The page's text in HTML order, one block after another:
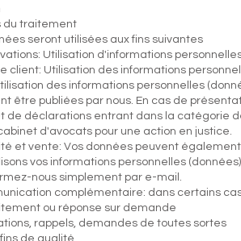
du traitement
seront utilisées aux fins suivantes
Utilisation d'informations
client: Utilisation des informations
des informations personnelles
être publiées par nous. En cas de
de déclarations entrant dans la catégorie
d'avocats pour une action en justice.
et vente: Vos données peuvent
vos informations personnelles
nous simplement par e-mail.
complémentaire: dans certains
ou réponse sur demande
rappels, demandes de toutes sortes
de qualité